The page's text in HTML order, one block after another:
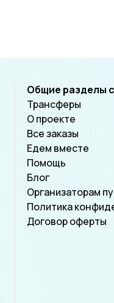
Общие разделы
Трансферы
О проекте
Все заказы
Едем вместе
Помощь
Блог
Организаторам
Политика
Договор оферты